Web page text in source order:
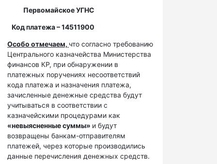
Первомайское УГНС
Код платежа – 14511900
Особо отмечаем, что согласно требованию
Центрального казначейства Министерства
финансов КР, при обнаружении в
платежных поручениях несоответствий
кода платежа и назначения платежа,
зачисленные денежные средства будут
учитываться в соответствии с
казначейскими процедурами как
«невыясненные суммы» и будут
возвращены банкам-отправителям
платежей, через которые производились
данные перечисления денежных средств.